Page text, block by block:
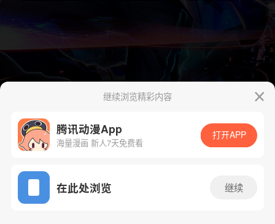
App免费看
下一话 腾漫App免费看
继续浏览精彩内容
腾讯动漫App
海量漫画 新人7天免费看
打开APP
在此处浏览 继续